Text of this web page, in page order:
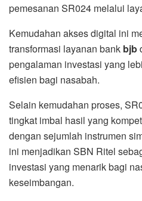
pemesanan SR024 melalui
Kemudahan akses digital ini
transformasi layanan bank bjb
pengalaman investasi yang
efisien bagi nasabah.
Selain kemudahan proses,
tingkat imbal hasil yang
dengan sejumlah instrumen
ini menjadikan SBN Ritel
investasi yang menarik bagi
keseimbangan.